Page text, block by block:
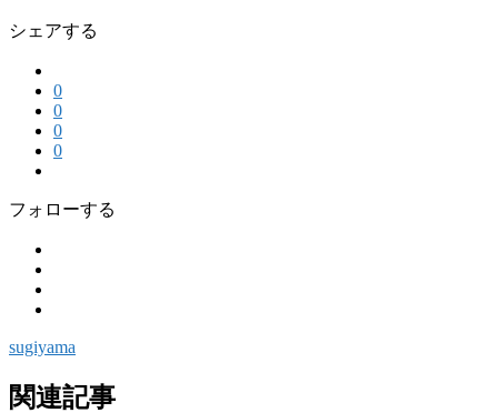
シェアする
0
0
0
0
フォローする
sugiyama
関連記事